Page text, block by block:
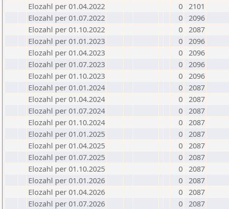
Elozahl per 01.04.2022
0 2101
Elozahl per 01.07.2022
0 2096
Elozahl per 01.10.2022
0 2087
Elozahl per 01.01.2023
0 2096
Elozahl per 01.04.2023
0 2096
Elozahl per 01.07.2023
0 2096
Elozahl per 01.10.2023
0 2096
Elozahl per 01.01.2024
0 2087
Elozahl per 01.04.2024
0 2087
Elozahl per 01.07.2024
0 2087
Elozahl per 01.10.2024
0 2087
Elozahl per 01.01.2025
0 2087
Elozahl per 01.04.2025
0 2087
Elozahl per 01.07.2025
0 2087
Elozahl per 01.10.2025
0 2087
Elozahl per 01.01.2026
0 2087
Elozahl per 01.04.2026
0 2087
Elozahl per 01.07.2026
0 2087